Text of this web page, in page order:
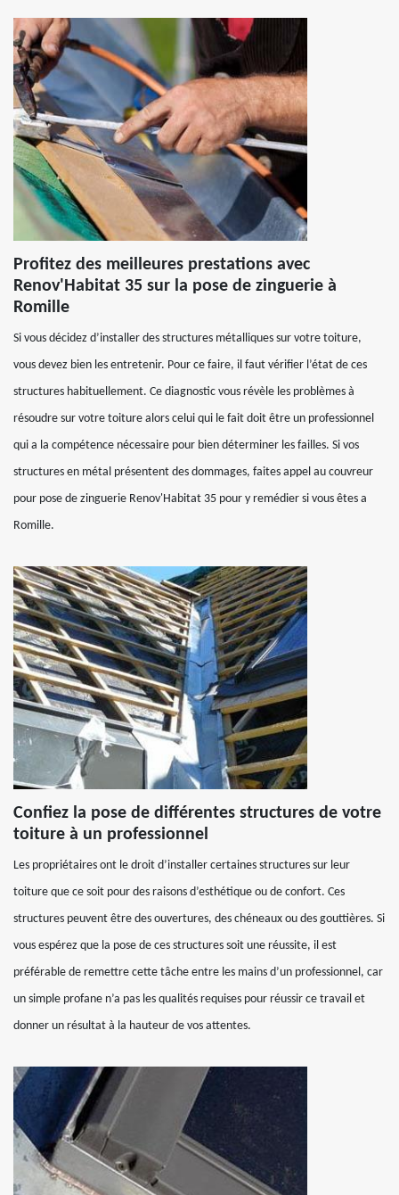
Profitez des meilleures prestations avec
Renov'Habitat 35 sur la pose de zinguerie à
Romille
Si vous décidez d’installer des structures métalliques sur votre toiture,
vous devez bien les entretenir. Pour ce faire, il faut vérifier l’état de ces
structures habituellement. Ce diagnostic vous révèle les problèmes à
résoudre sur votre toiture alors celui qui le fait doit être un professionnel
qui a la compétence nécessaire pour bien déterminer les failles. Si vos
structures en métal présentent des dommages, faites appel au couvreur
pour pose de zinguerie Renov'Habitat 35 pour y remédier si vous êtes a
Romille.
Confiez la pose de différentes structures de votre
toiture à un professionnel
Les propriétaires ont le droit d’installer certaines structures sur leur
toiture que ce soit pour des raisons d’esthétique ou de confort. Ces
structures peuvent être des ouvertures, des chéneaux ou des gouttières. Si
vous espérez que la pose de ces structures soit une réussite, il est
préférable de remettre cette tâche entre les mains d’un professionnel, car
un simple profane n’a pas les qualités requises pour réussir ce travail et
donner un résultat à la hauteur de vos attentes.